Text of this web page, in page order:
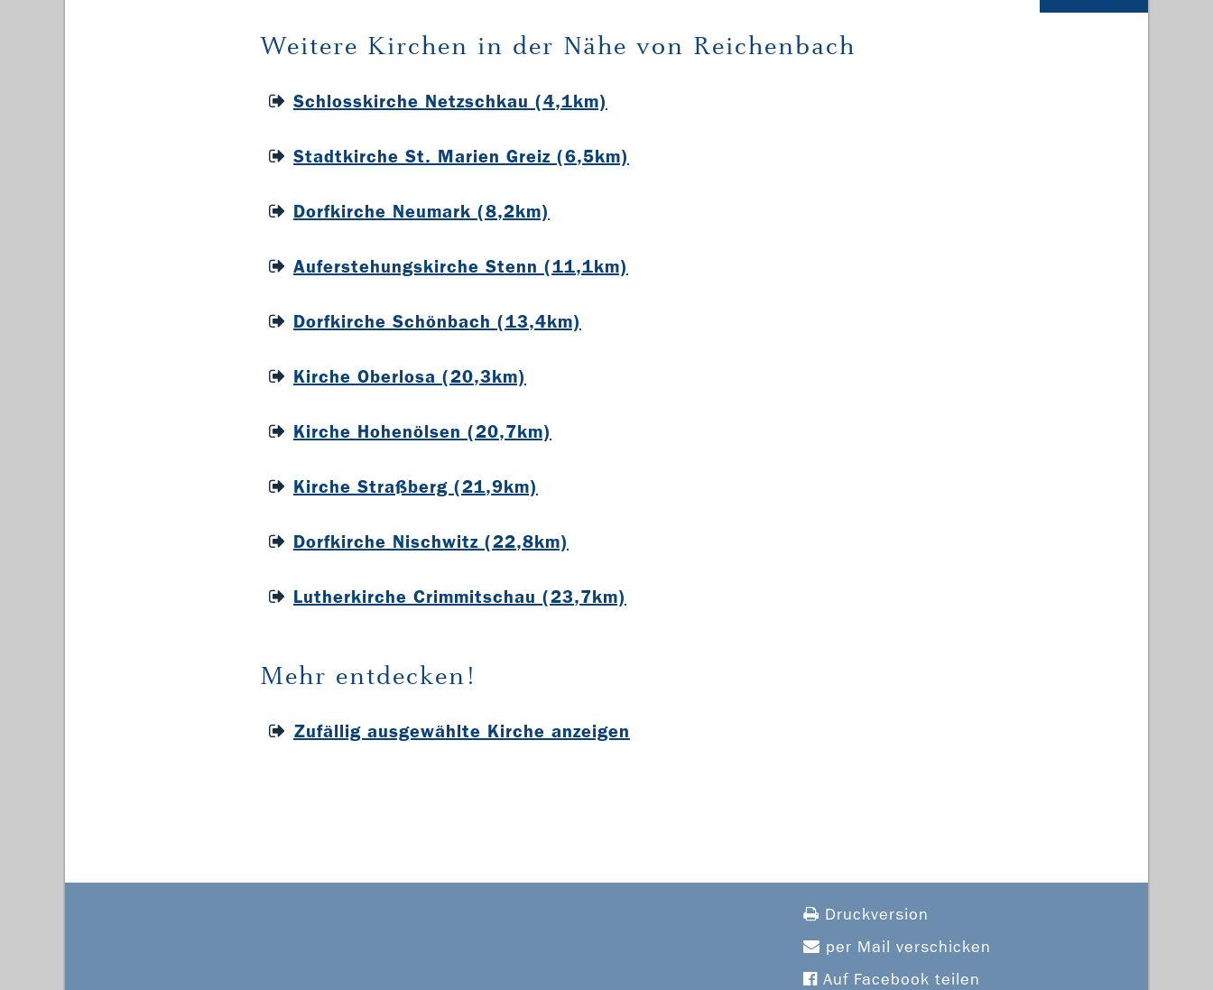
Weitere Kirchen in der Nähe von Reichenbach
Schlosskirche Netzschkau (4,1km)
Stadtkirche St. Marien Greiz (6,5km)
Dorfkirche Neumark (8,2km)
Auferstehungskirche Stenn (11,1km)
Dorfkirche Schönbach (13,4km)
Kirche Oberlosa (20,3km)
Kirche Hohenölsen (20,7km)
Kirche Straßberg (21,9km)
Dorfkirche Nischwitz (22,8km)
Lutherkirche Crimmitschau (23,7km)
Mehr entdecken!
Zufällig ausgewählte Kirche anzeigen
Druckversion
per Mail verschicken
Auf Facebook teilen